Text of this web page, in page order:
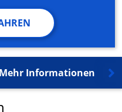
Mehr Informationen